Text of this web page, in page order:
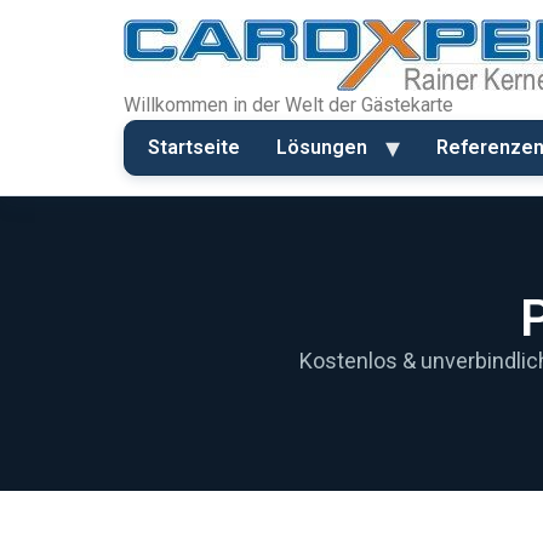
Willkommen in der Welt der Gästekarte
Startseite
Lösungen Referenzen
Kostenlos &